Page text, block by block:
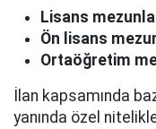
Lisans
Ön lisans
Ortaöğretim
İlan kapsamında
yanında özel